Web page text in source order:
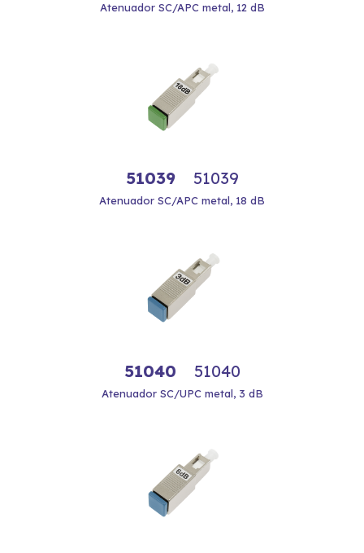
Atenuador SC/APC metal, 12 dB
51039 51039
Atenuador SC/APC metal, 18 dB
51040 51040
Atenuador SC/UPC metal, 3 dB